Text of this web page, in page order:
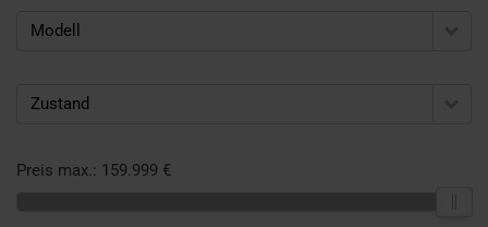
Modell
Zustand
Preis max.: 159.999 €